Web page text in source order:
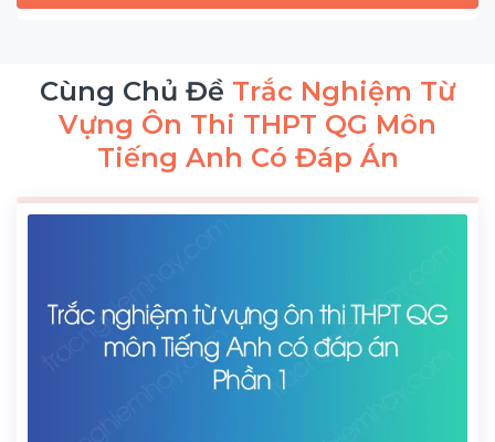
Cùng Chủ Đề Trắc Nghiệm Từ
Vựng Ôn Thi THPT QG Môn
Tiếng Anh Có Đáp Án